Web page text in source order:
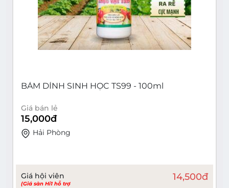
BÁM DÍNH SINH HỌC TS99 - 100ml
Giá bán lẻ
15,000đ
Hải Phòng
Giá hội viên
(Giá sàn Hi1 hỗ trợ
14,500đ